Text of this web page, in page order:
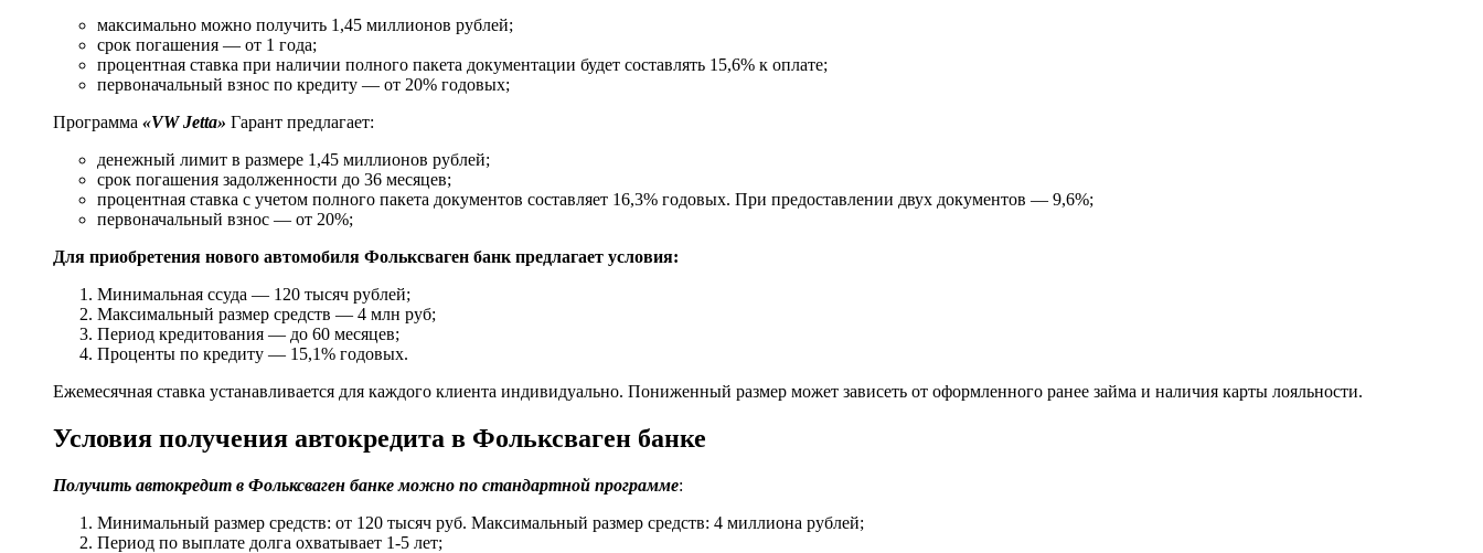
максимально можно получить 1,45 миллионов рублей;
срок погашения — от 1 года;
процентная ставка при наличии полного пакета документации будет составлять 15,6% к оплате;
первоначальный взнос по кредиту — от 20% годовых;
Программа «VW Jetta» Гарант предлагает:
денежный лимит в размере 1,45 миллионов рублей;
срок погашения задолженности до 36 месяцев;
процентная ставка с учетом полного пакета документов составляет 16,3% годовых. При предоставлении двух документов — 9,6%;
первоначальный взнос — от 20%;
Для приобретения нового автомобиля Фольксваген банк предлагает условия:
Минимальная ссуда — 120 тысяч рублей;
Максимальный размер средств — 4 млн руб;
Период кредитования — до 60 месяцев;
Проценты по кредиту — 15,1% годовых.
Ежемесячная ставка устанавливается для каждого клиента индивидуально. Пониженный размер может зависеть от оформленного ранее займа и наличия карты лояльности.
Условия получения автокредита в Фольксваген банке
Получить автокредит в Фольксваген банке можно по стандартной программе:
Минимальный размер средств: от 120 тысяч руб. Максимальный размер средств: 4 миллиона рублей;
Период по выплате долга охватывает 1-5 лет;